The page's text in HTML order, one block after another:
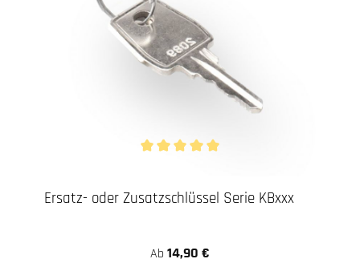
Ersatz- oder Zusatzschlüssel Serie KBxxx
Ab 14,90 €